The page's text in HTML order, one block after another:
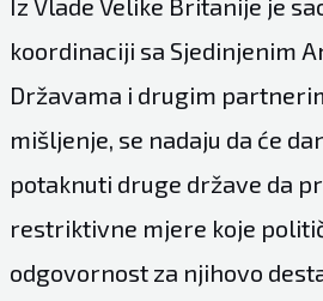
Iz Vlade Velike Britanije je
koordinaciji sa Sjedinjenim
Državama i drugim
mišljenje, se nadaju da će
potaknuti druge države da
restriktivne mjere koje
odgovornost za njihovo